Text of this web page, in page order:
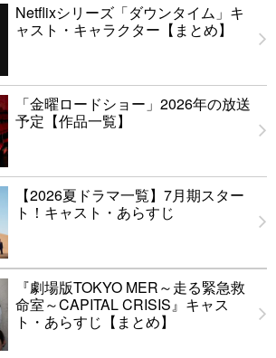
Netflixシリーズ「ダウンタイム」キ
ャスト・キャラクター【まとめ】
「金曜ロードショー」2026年の放送
予定【作品一覧】
【2026夏ドラマ一覧】7月期スター
ト！キャスト・あらすじ
『劇場版TOKYO MER～走る緊急救
命室～CAPITAL CRISIS』キャス
ト・あらすじ【まとめ】